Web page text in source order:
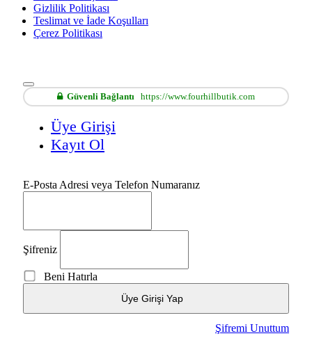
Gizlilik Politikası
Teslimat ve İade Koşulları
Çerez Politikası
Güvenli Bağlantı https://www.fourhillbutik.com
Üye Girişi
Kayıt Ol
E-Posta Adresi veya Telefon Numaranız
Şifreniz
Beni Hatırla
Üye Girişi Yap
Şifremi Unuttum